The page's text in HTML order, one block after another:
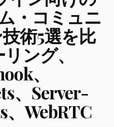
・コミュニ
術5選を比
ング、
、
、Server-
、WebRTC